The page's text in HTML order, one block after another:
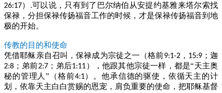
26:17） .可以说，只有到了巴尔纳伯从安提约基雅来塔尔索找
保禄，分担保禄传扬福音工作的时候，才是保禄传扬福音到地
极的开始。
传教的目的和使命
凭借耶稣亲自召叫，保禄成为宗徒之一（格前9:1-2， 15:9；迦
2:8 ；弟前2:7；弟后1:11），他跟其他宗徒一样，都是“天主奥
秘的管理人”（格前4:1）。他承信德的驱使，依循天主的计
划，依靠天主白白赏赐的恩宠，肩负重要的使命，把耶稣基督